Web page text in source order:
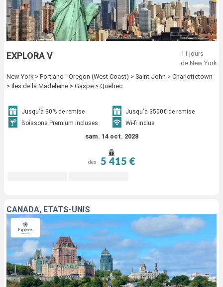
EXPLORA V
11 jours
de New York
New York > Portland - Oregon (West Coast) > Saint John > Charlottetown
> Iles de la Madeleine > Gaspe > Quebec
Jusqu'à 30% de remise
Jusqu'à 3500€ de remise
Boissons Premium incluses
Wi-fi inclus
sam. 14 oct. 2028
dès 5 415 €
CANADA, ÉTATS-UNIS